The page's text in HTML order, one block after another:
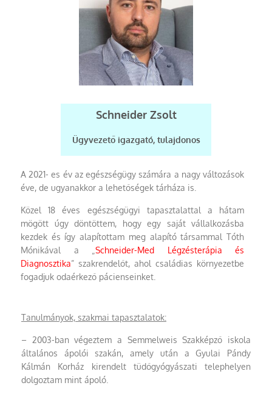
Schneider Zsolt
Ügyvezető igazgató, tulajdonos
A 2021- es év az egészségügy számára a nagy változások
éve, de ugyanakkor a lehetőségek tárháza is.
Közel 18 éves egészségügyi tapasztalattal a hátam
mögött úgy döntöttem, hogy egy saját vállalkozásba
kezdek és így alapítottam meg alapító társammal Tóth
Mónikával a „ Schneider-Med Légzésterápia és
Diagnosztika” szakrendelőt, ahol családias környezetbe
fogadjuk odaérkező pácienseinket.
Tanulmányok, szakmai tapasztalatok:
– 2003-ban végeztem a Semmelweis Szakképző iskola
általános ápolói szakán, amely után a Gyulai Pándy
Kálmán Korház kirendelt tüdőgyógyászati telephelyen
dolgoztam mint ápoló.